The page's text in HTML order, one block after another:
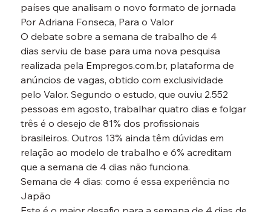
países que analisam o novo formato de jornada
Por Adriana Fonseca, Para o Valor
O debate sobre a semana de trabalho de 4
dias serviu de base para uma nova pesquisa
realizada pela Empregos.com.br, plataforma de
anúncios de vagas, obtido com exclusividade
pelo Valor. Segundo o estudo, que ouviu 2.552
pessoas em agosto, trabalhar quatro dias e folgar
três é o desejo de 81% dos profissionais
brasileiros. Outros 13% ainda têm dúvidas em
relação ao modelo de trabalho e 6% acreditam
que a semana de 4 dias não funciona.
Semana de 4 dias: como é essa experiência no
Japão